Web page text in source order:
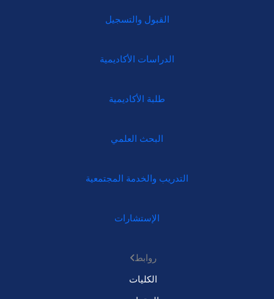
القبول والتسجيل
الدراسات الأكاديمية
طلبة الأكاديمية
البحث العلمي
التدريب والخدمة المجتمعية
الإستشارات
روابط
الكليات